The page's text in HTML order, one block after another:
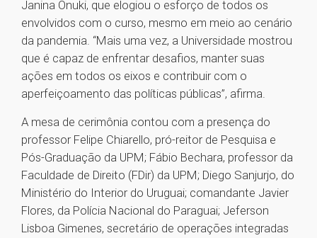
Janina Onuki, que elogiou o esforço de todos os
envolvidos com o curso, mesmo em meio ao cenário
da pandemia. “Mais uma vez, a Universidade mostrou
que é capaz de enfrentar desafios, manter suas
ações em todos os eixos e contribuir com o
aperfeiçoamento das políticas públicas”, afirma.
A mesa de cerimônia contou com a presença do
professor Felipe Chiarello, pró-reitor de Pesquisa e
Pós-Graduação da UPM; Fábio Bechara, professor da
Faculdade de Direito (FDir) da UPM; Diego Sanjurjo, do
Ministério do Interior do Uruguai; comandante Javier
Flores, da Polícia Nacional do Paraguai; Jeferson
Lisboa Gimenes, secretário de operações integradas